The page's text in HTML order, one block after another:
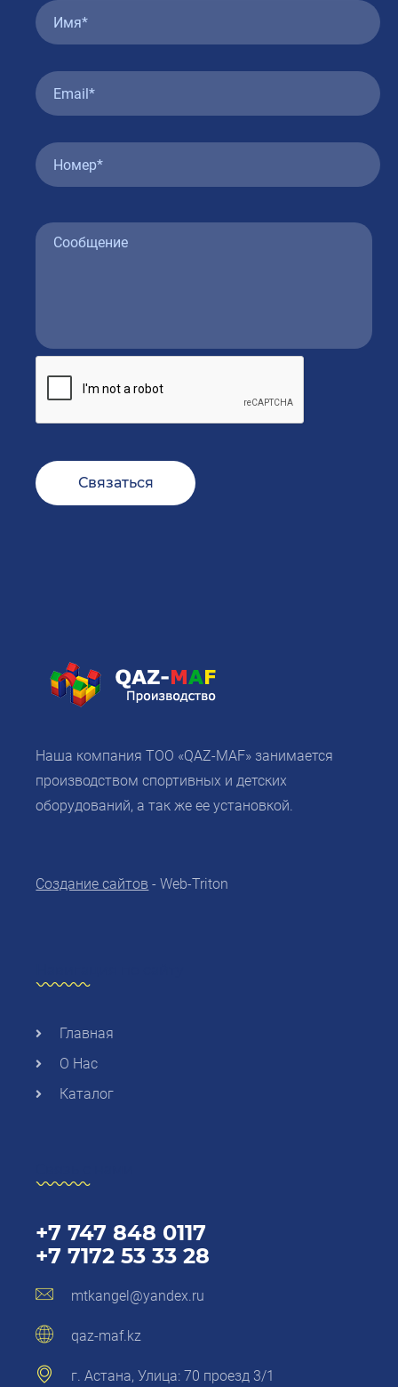
Связаться
Наша компания ТОО «QAZ-MAF» занимается
производством спортивных и детских
оборудований, а так же ее установкой.
Создание сайтов - Web-Triton
Главная
О Нас
Каталог
+7 747 848 0117
+7 7172 53 33 28
mtkangel@yandex.ru
qaz-maf.kz
г. Астана, Улица: 70 проезд 3/1